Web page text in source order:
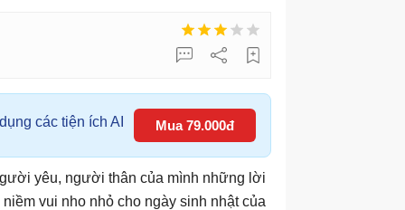
các tiện ích AI Mua 79.000đ
yêu, người thân của mình những lời
vui nho nhỏ cho ngày sinh nhật của